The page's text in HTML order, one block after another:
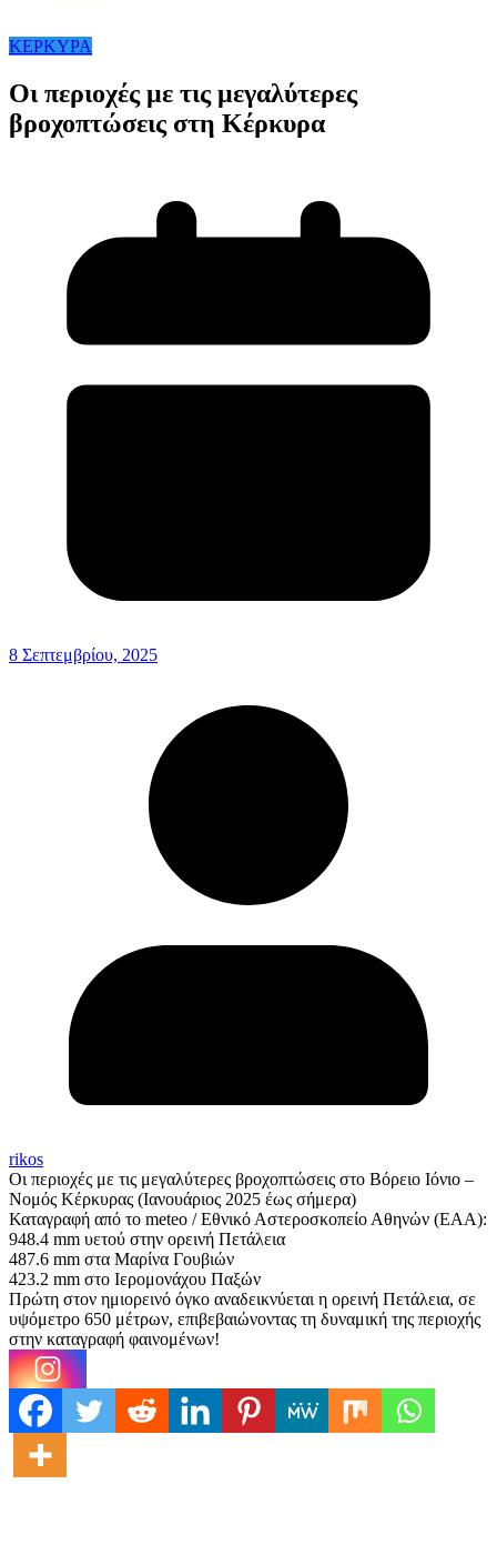
ΚΕΡΚΥΡΑ
Οι περιοχές με τις μεγαλύτερες
βροχοπτώσεις στη Κέρκυρα
8 Σεπτεμβρίου, 2025
rikos
Οι περιοχές με τις μεγαλύτερες βροχοπτώσεις στο Βόρειο Ιόνιο –
Νομός Κέρκυρας (Ιανουάριος 2025 έως σήμερα)
Καταγραφή από το meteo / Εθνικό Αστεροσκοπείο Αθηνών (EAA):
948.4 mm υετού στην ορεινή Πετάλεια
487.6 mm στα Μαρίνα Γουβιών
423.2 mm στο Ιερομονάχου Παξών
Πρώτη στον ημιορεινό όγκο αναδεικνύεται η ορεινή Πετάλεια, σε
υψόμετρο 650 μέτρων, επιβεβαιώνοντας τη δυναμική της περιοχής
στην καταγραφή φαινομένων!